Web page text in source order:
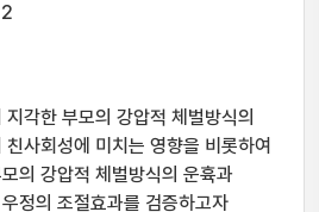
각한 부모의 강압적 체벌방식의
사회성에 미치는 영향을 비롯하여
의 강압적 체벌방식의 운휵과
정의 조절효과를 검증하고자